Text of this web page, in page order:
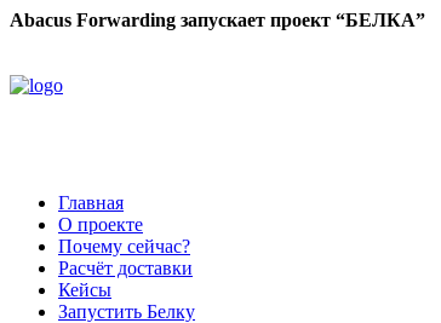
Abacus Forwarding запускает проект “БЕЛКА”
Главная
О проекте
Почему сейчас?
Расчёт доставки
Кейсы
Запустить Белку